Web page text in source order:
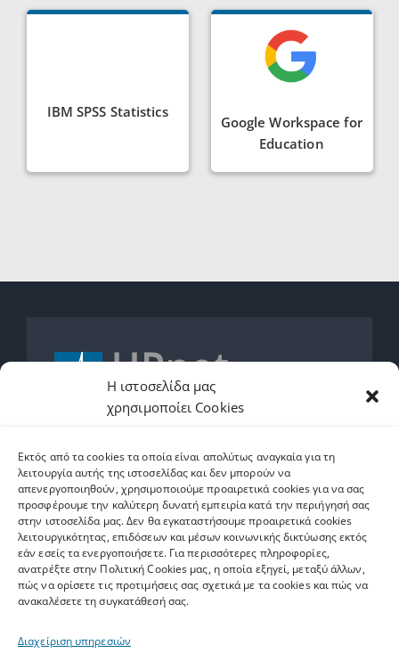
Η ιστοσελίδα μας
χρησιμοποίει Cookies
Εκτός από τα cookies τα οποία είναι απολύτως αναγκαία για τη
λειτουργία αυτής της ιστοσελίδας και δεν μπορούν να
απενεργοποιηθούν, χρησιμοποιούμε προαιρετικά cookies για να σας
προσφέρουμε την καλύτερη δυνατή εμπειρία κατά την περιήγησή σας
στην ιστοσελίδα μας. Δεν θα εγκαταστήσουμε προαιρετικά cookies
λειτουργικότητας, επιδόσεων και μέσων κοινωνικής δικτύωσης εκτός
εάν εσείς τα ενεργοποιήσετε. Για περισσότερες πληροφορίες,
ανατρέξτε στην Πολιτική Cookies μας, η οποία εξηγεί, μεταξύ άλλων,
πώς να ορίσετε τις προτιμήσεις σας σχετικά με τα cookies και πώς να
ανακαλέσετε τη συγκατάθεσή σας.
Διαχείριση υπηρεσιών
IBM SPSS Statistics
Google Workspace for
Education
helpdesk.upnet.gr
Ετικέτες